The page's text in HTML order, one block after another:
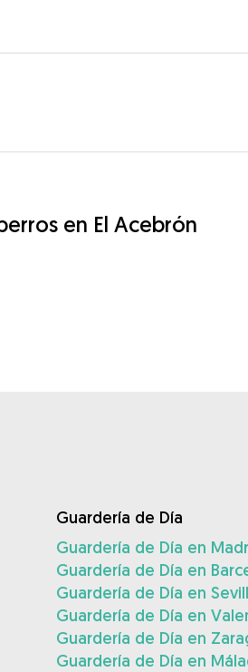
en El Acebrón
Guardería de Día
Guardería de Día en
Guardería de Día en
Guardería de Día en
Guardería de Día en
Guardería de Día en
Guardería de Día en